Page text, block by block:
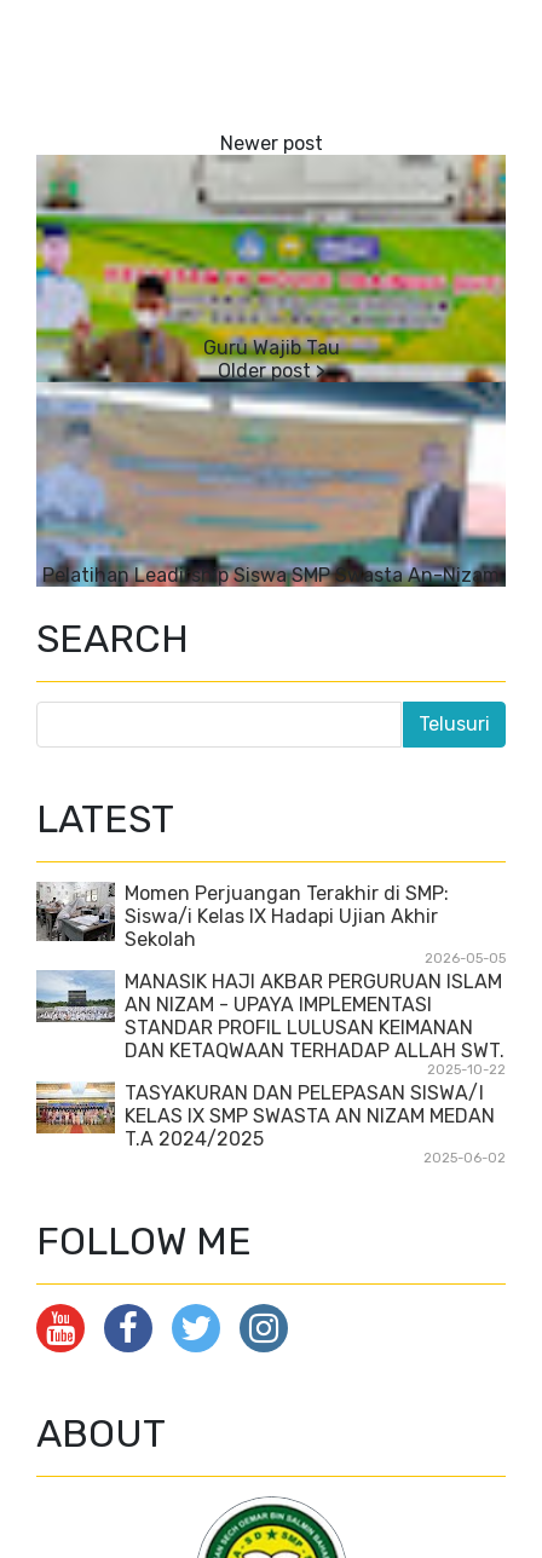
Guru Wajib Tau
Pelatihan Leadirship Siswa SMP Swasta An-Nizam
SEARCH
LATEST
Momen Perjuangan Terakhir di SMP:
Siswa/i Kelas IX Hadapi Ujian Akhir
Sekolah
2026-05-05
MANASIK HAJI AKBAR PERGURUAN ISLAM
AN NIZAM - UPAYA IMPLEMENTASI
STANDAR PROFIL LULUSAN KEIMANAN
DAN KETAQWAAN TERHADAP ALLAH SWT.
2025-10-22
TASYAKURAN DAN PELEPASAN SISWA/I
KELAS IX SMP SWASTA AN NIZAM MEDAN
T.A 2024/2025
2025-06-02
FOLLOW ME
ABOUT